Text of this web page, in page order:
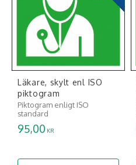
Läkare, skylt enl ISO
piktogram
Piktogram enligt ISO
standard
95,00 KR